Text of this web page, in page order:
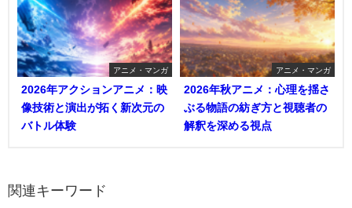
アニメ・マンガ
2026年アクションアニメ：映
像技術と演出が拓く新次元の
バトル体験
アニメ・マンガ
2026年秋アニメ：心理を揺さ
ぶる物語の紡ぎ方と視聴者の
解釈を深める視点
関連キーワード